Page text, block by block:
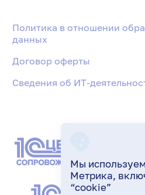
Мы
Метрика,
“cookie”
Политика в отношении
данных
Договор оферты
Сведения об ИТ-